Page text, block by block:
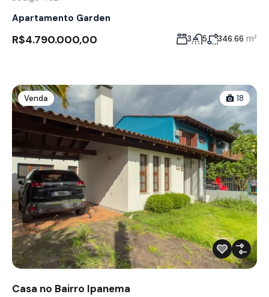
Apartamento Garden
R$4.790.000,00 3 5 346.66 m²
Venda 18
Casa no Bairro Ipanema